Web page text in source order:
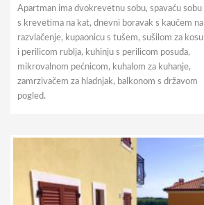
Apartman ima dvokrevetnu sobu, spavaću sobu
s krevetima na kat, dnevni boravak s kaučem na
razvlačenje, kupaonicu s tušem, sušilom za kosu
i perilicom rublja, kuhinju s perilicom posuđa,
mikrovalnom pećnicom, kuhalom za kuhanje,
zamrzivačem za hladnjak, balkonom s državom
pogled.